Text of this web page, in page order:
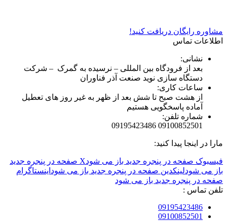
مشاوره رایگان دریافت کنید!
اطلاعات تماس
نشانی:
بعد از فرودگاه بین المللی – نرسیده به گمرک – شرکت
دستگاه سازی نوید صنعت آذر فناوران
ساعات کاری:
از هشت صبح تا شش بعد از ظهر به غیر روز های تعطیل
آماده پاسخگویی هستیم
شماره تلفن:
09100852501 09195423486
مارا در اینجا پیدا کنید:
فیسبوک صفحه در پنجره جدید باز می شود
X صفحه در پنجره جدید
باز می شودلینکدین صفحه در پنجره جدید باز می شود اینستاگرام
صفحه در پنجره جدید باز می شود
تلفن تماس :
09195423486
09100852501